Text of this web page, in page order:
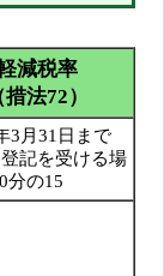
減税率
措法72）
3月31日まで
記を受ける場
分の15